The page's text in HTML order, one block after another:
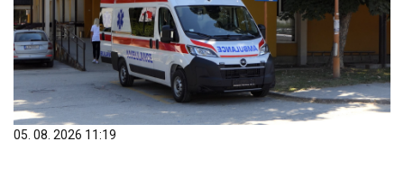
05. 08. 2026 11:19